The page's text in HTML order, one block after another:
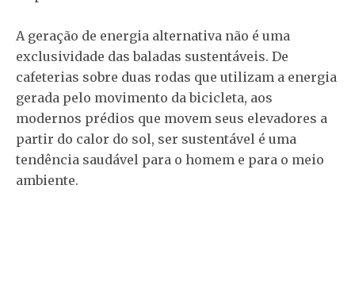
A geração de energia alternativa não é uma
exclusividade das baladas sustentáveis. De
cafeterias sobre duas rodas que utilizam a energia
gerada pelo movimento da bicicleta, aos
modernos prédios que movem seus elevadores a
partir do calor do sol, ser sustentável é uma
tendência saudável para o homem e para o meio
ambiente.